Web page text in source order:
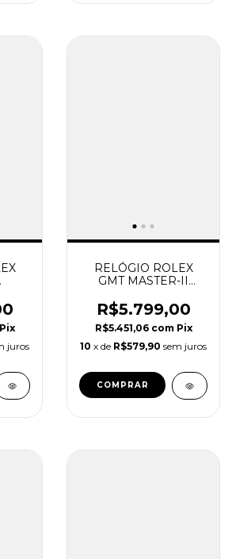
Pix
juros
RELÓGIO ROLEX
GMT MASTER-II
CLONE
R$5.799,00
R$5.451,06 com Pix
10 x de R$579,90 sem juros